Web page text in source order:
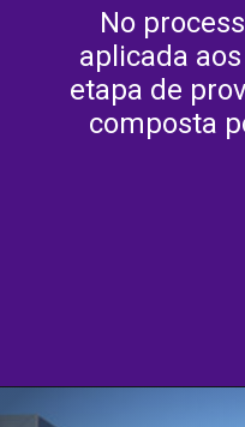
No
aplicada
etapa de
composta